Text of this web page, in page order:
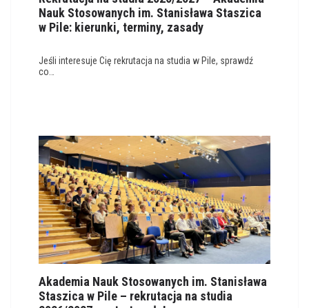
Nauk Stosowanych im. Stanisława Staszica
w Pile: kierunki, terminy, zasady
Jeśli interesuje Cię rekrutacja na studia w Pile, sprawdź
co…
Akademia Nauk Stosowanych im. Stanisława
Staszica w Pile – rekrutacja na studia